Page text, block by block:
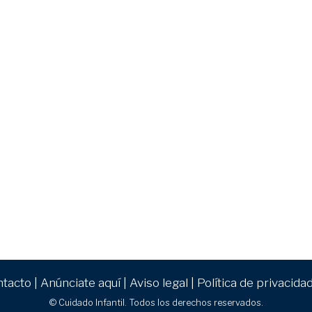
Anúnciate aquí| Aviso legal Política de privacidad
© Cuidado Infantil. Todos los derechos reservados.